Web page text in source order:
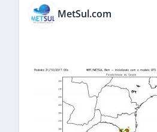
MetSul.com